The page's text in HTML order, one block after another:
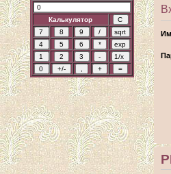
Калькулятор